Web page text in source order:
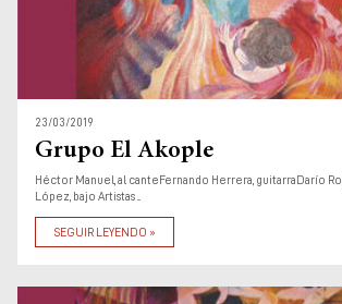
23/03/2019
Grupo El Akople
Héctor Manuel, al canteFernando Herrera, guitarraDarío
López, bajo Artistas ...
SEGUIR LEYENDO »